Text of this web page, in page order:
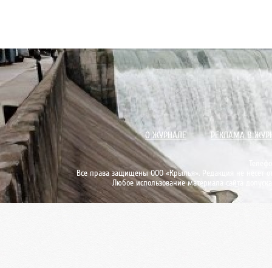
О ЖУРНАЛЕ РЕКЛАМА В
Все права защищены ООО «Крылья». Редакция не несет
Любое использование материала сайта